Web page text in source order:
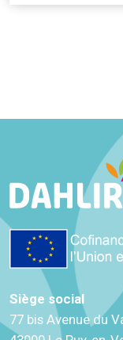
Siège social
77 bis Avenue du